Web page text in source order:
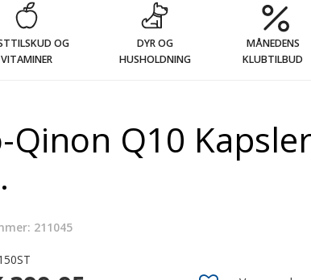
OG
VITAMINER
DYR OG
HUSHOLDNING
MÅNEDENS
KLUBTILBUD
Qinon Q10
211045